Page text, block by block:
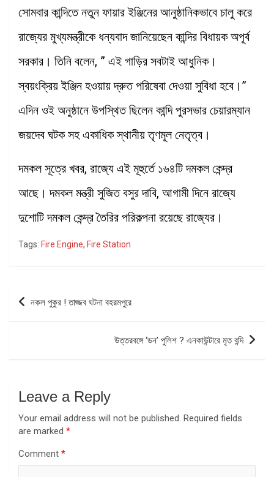
সোমবার কান্দিতে নতুন ফায়ার ইঞ্জিনের আনুষ্ঠানিকভাবে চালু করে
রাজ্যের মুখ্যমন্ত্রীকে ধন্যবাদ জানিয়েছেন কান্দির বিধায়ক অপূর্ব
সরকার। তিনি বলেন, ” এই গাড়ির সবটাই আধুনিক।
স্বয়ংক্রিয় ইঞ্জিন হওয়ায় দ্রুত পরিষেবা দেওয়া সুবিধা হবে।”
এদিন ওই অনুষ্ঠানে উপস্থিত ছিলেন কান্দি পুরসভার চেয়ারম্যান
জয়দেব ঘটক সহ একাধিক স্থানীয় তৃণমূল নেতৃত্ব।
দমকল সূত্রে খবর, রাজ্যে এই মূহুর্তে ১৬৪টি দমকল কেন্দ্র
আছে। দমকল মন্ত্রী সুজিত বসুর দাবি, আগামী দিনে রাজ্যে
দুশোটি দমকল কেন্দ্র তৈরির পরিকল্পনা রয়েছে রাজ্যের।
Tags: Fire Engine, Fire Station
Post
navigation
নকল পুকুর ! তাজ্জব ঘটনা বহরমপুরে
উত্তরবঙ্গে ‘ডন’ পুলিশ ? এনকাউন্টারে মৃত বন্দি
Leave a Reply
Your email address will not be published. Required fields
are marked *
Comment *